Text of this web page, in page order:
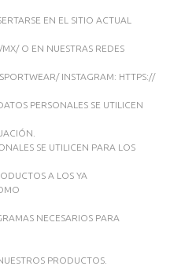
EN EL SITIO ACTUAL
O EN NUESTRAS REDES
INSTAGRAM: HTTPS://
PERSONALES SE UTILICEN
SE UTILICEN PARA LOS
A LOS YA
NECESARIOS PARA
PRODUCTOS.